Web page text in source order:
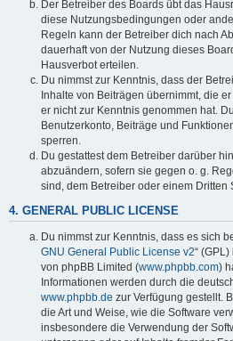
Der Betreiber des Boards übt das
diese Nutzungsbedingungen oder
Regeln kann der Betreiber dich nach
dauerhaft von der Nutzung dieses
Hausverbot erteilen.
Du nimmst zur Kenntnis, dass der
Inhalte von Beiträgen übernimmt, die
er nicht zur Kenntnis genommen hat.
Benutzerkonto, Beiträge und
sperren.
Du gestattest dem Betreiber darüber
abzuändern, sofern sie gegen o. g.
sind, dem Betreiber oder einem Dritten
4. GENERAL PUBLIC LICENSE
Du nimmst zur Kenntnis, dass es sich
GNU General Public License v2“
von phpBB Limited (www.phpbb.com)
Informationen werden durch die
www.phpbb.de zur Verfügung gestellt.
die Art und Weise, wie die Software
insbesondere die Verwendung der